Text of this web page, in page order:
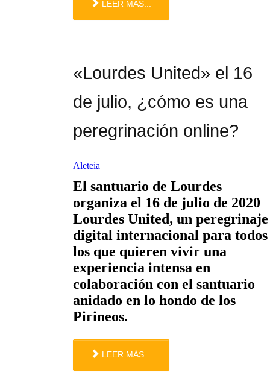
LEER MÁS...
«Lourdes United» el 16
de julio, ¿cómo es una
peregrinación online?
Aleteia
El santuario de Lourdes
organiza el 16 de julio de 2020
Lourdes United, un peregrinaje
digital internacional para todos
los que quieren vivir una
experiencia intensa en
colaboración con el santuario
anidado en lo hondo de los
Pirineos.
LEER MÁS...